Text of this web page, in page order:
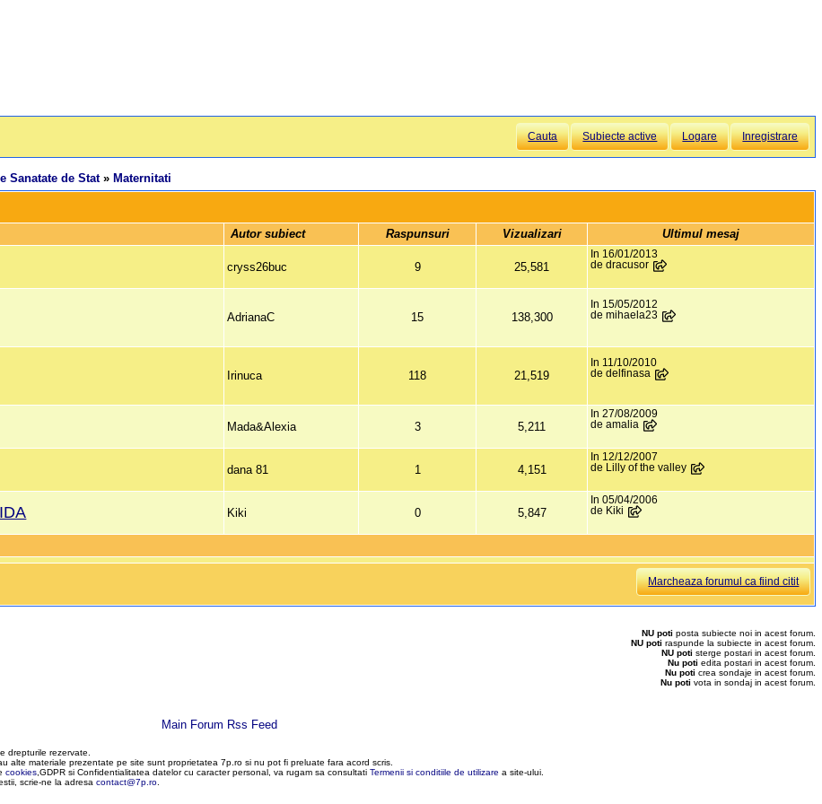
Cauta Subiecte active Logare Inregistrare
Sanatate de Stat» Maternitati
Autor subiect Raspunsuri Vizualizari Ultimul mesaj
Marcheaza forumul ca fiind citit
cryss26buc 9 25,581
In 16/01/2013
de dracusor
AdrianaC 15 138,300
In 15/05/2012
de mihaela23
Irinuca 118 21,519
In 11/10/2010
de delfinasa
Mada&Alexia 3 5,211
In 27/08/2009
de amalia
dana 81 1 4,151
In 12/12/2007
de Lilly of the valley
Kiki 0 5,847
In 05/04/2006
de Kiki
NU potiposta subiecte noi in acest forum.
NU potiraspunde la subiecte in acest forum.
NU potisterge postari in acest forum.
Nu potiedita postari in acest forum.
Nu poticrea sondaje in acest forum.
Nu potivota in sondaj in acest forum.
Main Forum Rss Feed
drepturile rezervate.
alte materiale prezentate pe site sunt proprietatea 7p.ro si nu pot fi preluate fara acord scris.
cookies,GDPR si Confidentialitatea datelor cu caracter personal, va rugam sa consultati Termenii si conditiile de utilizare a site-ului.
scrie-ne la adresa contact@7p.ro.